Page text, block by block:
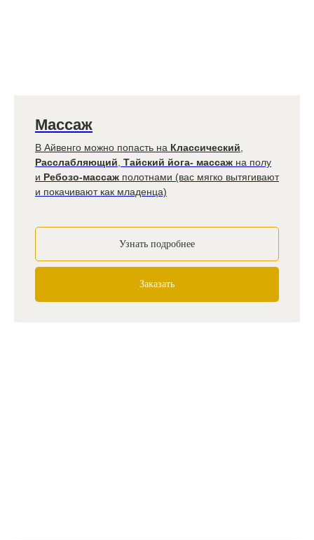
Массаж
В Айвенго можно попасть на Классический
Расслабляющий Тайский йога- массаж на полу
и Ребозо-массаж полотнами (вас мягко вытягивают
и покачивают как младенца)
Узнать подробнее
Заказать